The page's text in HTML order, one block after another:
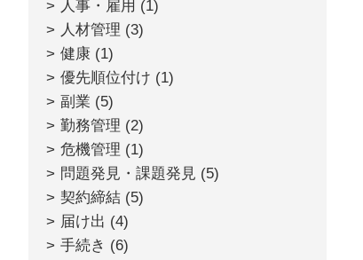
人事・雇用 (1)
人材管理 (3)
健康 (1)
優先順位付け (1)
副業 (5)
勤務管理 (2)
危機管理 (1)
問題発見・課題発見 (5)
契約締結 (5)
届け出 (4)
手続き (6)